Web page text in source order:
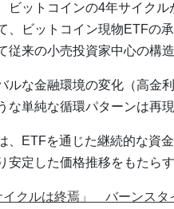
ビットコインの4年サイクル
、ビットコイン現物ETFの
従来の小売投資家中心の構
ルな金融環境の変化（高金
な単純な循環パターンは再
、ETFを通じた継続的な資
安定した価格推移をもたら
イクルは終焉」 バーンス